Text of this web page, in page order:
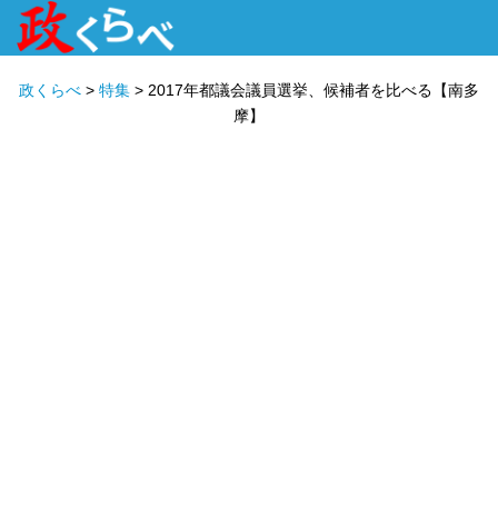
政くらべ > 特集 > 2017年都議会議員選挙、候補者を比べる【南多
摩】